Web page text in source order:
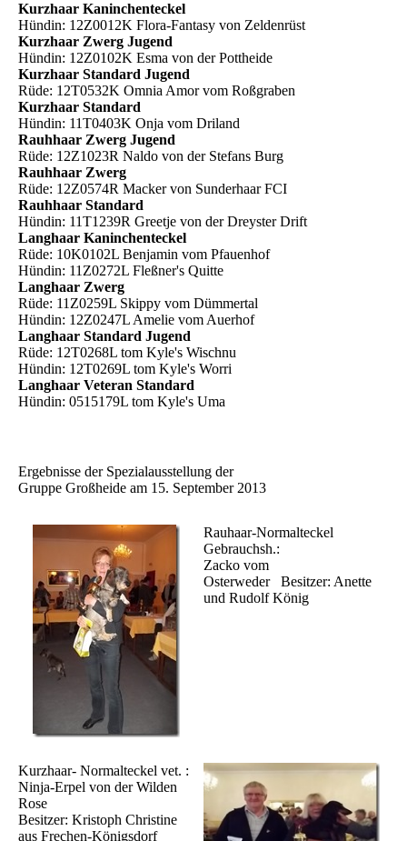
Kurzhaar Kaninchenteckel
Hündin: 12Z0012K Flora-Fantasy von Zeldenrüst
Kurzhaar Zwerg Jugend
Hündin: 12Z0102K Esma von der Pottheide
Kurzhaar Standard Jugend
Rüde: 12T0532K Omnia Amor vom Roßgraben
Kurzhaar Standard
Hündin: 11T0403K Onja vom Driland
Rauhhaar Zwerg Jugend
Rüde: 12Z1023R Naldo von der Stefans Burg
Rauhhaar Zwerg
Rüde: 12Z0574R Macker von Sunderhaar FCI
Rauhhaar Standard
Hündin: 11T1239R Greetje von der Dreyster Drift
Langhaar Kaninchenteckel
Rüde: 10K0102L Benjamin vom Pfauenhof
Hündin: 11Z0272L Fleßner's Quitte
Langhaar Zwerg
Rüde: 11Z0259L Skippy vom Dümmertal
Hündin: 12Z0247L Amelie vom Auerhof
Langhaar Standard Jugend
Rüde: 12T0268L tom Kyle's Wischnu
Hündin: 12T0269L tom Kyle's Worri
Langhaar Veteran Standard
Hündin: 0515179L tom Kyle's Uma
Ergebnisse der Spezialausstellung der
Gruppe Großheide am 15. September 2013
Rauhaar-Normalteckel
Gebrauchsh.:
Zacko vom
Osterweder Besitzer: Anette
und Rudolf König
Kurzhaar- Normalteckel vet. :
Ninja-Erpel von der Wilden
Rose
Besitzer: Kristoph Christine
aus Frechen-Königsdorf